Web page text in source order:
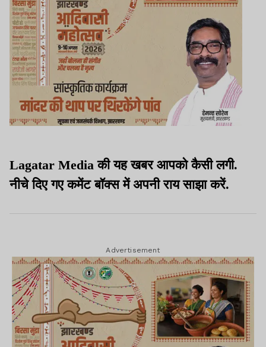
Lagatar Media की यह खबर आपको कैसी लगी.
नीचे दिए गए कमेंट बॉक्स में अपनी राय साझा करें.
Advertisement